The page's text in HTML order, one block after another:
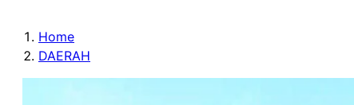
Home
DAERAH